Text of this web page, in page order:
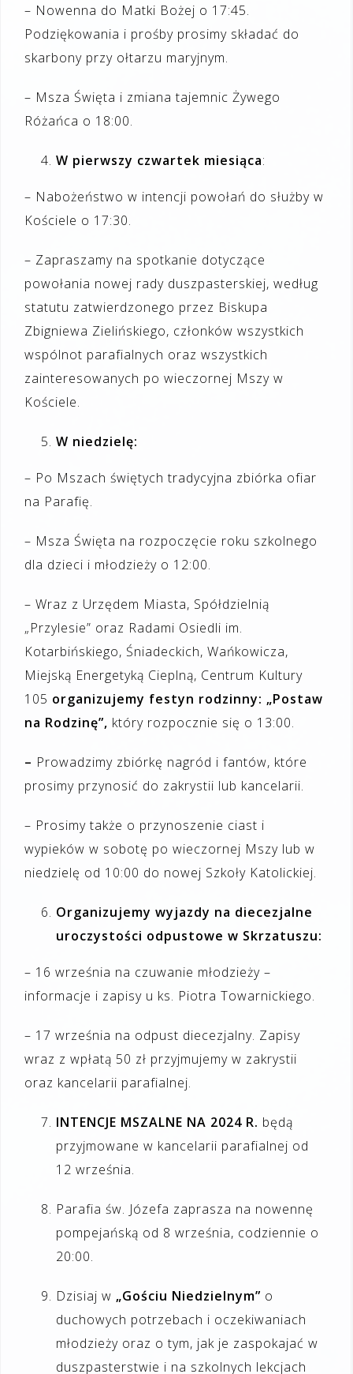
– Nowenna do Matki Bożej o 17:45.
Podziękowania i prośby prosimy składać do
skarbony przy ołtarzu maryjnym.
– Msza Święta i zmiana tajemnic Żywego
Różańca o 18:00.
W pierwszy czwartek miesiąca:
– Nabożeństwo w intencji powołań do służby w
Kościele o 17:30.
– Zapraszamy na spotkanie dotyczące
powołania nowej rady duszpasterskiej, według
statutu zatwierdzonego przez Biskupa
Zbigniewa Zielińskiego, członków wszystkich
wspólnot parafialnych oraz wszystkich
zainteresowanych po wieczornej Mszy w
Kościele.
W niedzielę:
– Po Mszach świętych tradycyjna zbiórka ofiar
na Parafię.
– Msza Święta na rozpoczęcie roku szkolnego
dla dzieci i młodzieży o 12:00.
– Wraz z Urzędem Miasta, Spółdzielnią
„Przylesie” oraz Radami Osiedli im.
Kotarbińskiego, Śniadeckich, Wańkowicza,
Miejską Energetyką Cieplną, Centrum Kultury
105 organizujemy festyn rodzinny: „Postaw
na Rodzinę”, który rozpocznie się o 13:00.
– Prowadzimy zbiórkę nagród i fantów, które
prosimy przynosić do zakrystii lub kancelarii.
– Prosimy także o przynoszenie ciast i
wypieków w sobotę po wieczornej Mszy lub w
niedzielę od 10:00 do nowej Szkoły Katolickiej.
Organizujemy wyjazdy na diecezjalne
uroczystości odpustowe w Skrzatuszu:
– 16 września na czuwanie młodzieży –
informacje i zapisy u ks. Piotra Towarnickiego.
– 17 września na odpust diecezjalny. Zapisy
wraz z wpłatą 50 zł przyjmujemy w zakrystii
oraz kancelarii parafialnej.
INTENCJE MSZALNE NA 2024 R. będą
przyjmowane w kancelarii parafialnej od
12 września.
Parafia św. Józefa zaprasza na nowennę
pompejańską od 8 września, codziennie o
20:00.
Dzisiaj w „Gościu Niedzielnym” o
duchowych potrzebach i oczekiwaniach
młodzieży oraz o tym, jak je zaspokajać w
duszpasterstwie i na szkolnych lekcjach